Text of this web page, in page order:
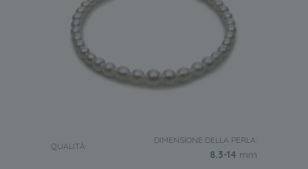
QUALITÀ:
DIMENSIONE DELLA PERLA:
8.3-14 mm